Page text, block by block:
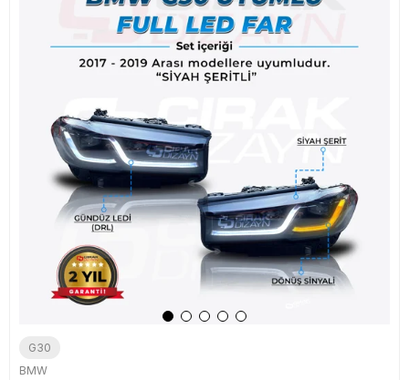
G30
BMW